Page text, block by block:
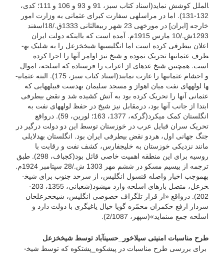
الملل کوشش نماید(اسناد کتاب سبز، 91 و 93 و 106 و 111؛ کدی،
132-131). اما در مراسله­ی سفارت کبرای عثمانی به وزارت امور
خارجه [ایران] در مورخه­ی 23 شهر ربیع­الثانی 1333ق./18اسفند
1293ش./10 مارس 1915م. آمده است که بااینکه دولت ایران
اعلان بی­طرفی کرده است اما انگلیسی­ها شیخ­خزعل را به شلیک به­
طرف عثمانی­ها تحریک نموده و شیخ نیز اوامر آنها را اجرا کرده
است. همچنین شیخ عده­ای از اعراب را فرستاده که اسلحه، اموال
و احشام عثمانی­ها را غارت نمایند(اسناد کتاب سبز، 175). البته عثمانی­
ها لوله­های نفت میان اهواز و مسجد سلیمان به­دست قبیله­هایی که
عثمانی آنها را تحریک کرده بود به آتش کشیده شد و نقض بی­طرفی
ابتدا از جانب آنها بود، درمقابل نیز شیخ در حفظ لوله­های نفت به
انگلستان کمک می­کرد(گرکه، 1377، 163؛ لورین، 59). درواقع
تحریک سران قبایل عرب در خوزستان توسط این دو دولت درگیر در
جنگ جهانی اول، هردو نقض بی­طرفی ایران بود. انگلستان به­دلایلی
مانند نزدیکی خوزستان به خلیج­فارس، کشف نفت و رقابت با
روسیه برای این منطقه اهمیت خاصی قائل بود(کجباف، 298). طبق
ترجمه از بی­سیم مسکو در ششم مهر 1303 ش./28 سپتامبر 1924م.
به­موجب اخبار واصله قنسول انگلیس، از سرحد جنوب برای شیخ­
خزعل، متصل بارهای اسلحه وارد می­شود(شعبانی، 1355، 203-
202). درواقع «از قرار تلگراف خصوصى انگلیس، شیخ‏­خزعل‏­خان
سردار ارفع حکمران محمّره گویا خیال یاغی­گرى با دولت دارد و
اسلحه جمع مى‏نماید»(سپهر، 2/1087).
طرح مناسبات امنیتی سیلاخور_حسین­آباد توسط شیخ­خزعل
برای بررسی طرح مناسبات در پیشکوه_پشتکوه که توسط شیخ­